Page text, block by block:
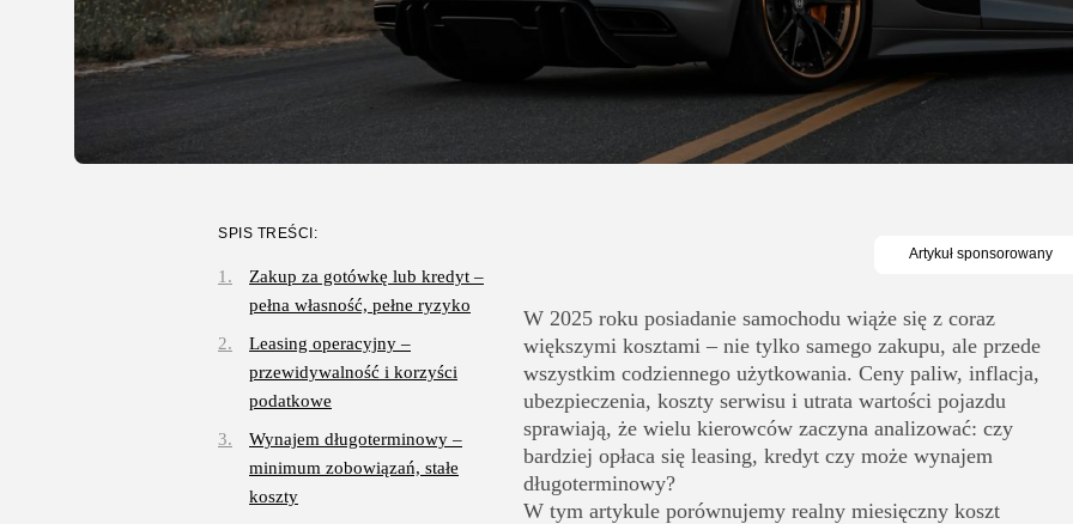
W 2025 roku posiadanie samochodu wiąże się z coraz
większymi kosztami – nie tylko samego zakupu, ale przede
wszystkim codziennego użytkowania. Ceny paliw, inflacja,
ubezpieczenia, koszty serwisu i utrata wartości pojazdu
sprawiają, że wielu kierowców zaczyna analizować: czy
bardziej opłaca się leasing, kredyt czy może wynajem
długoterminowy?
W tym artykule porównujemy realny miesięczny koszt
SPIS TREŚCI:
Zakup za gotówkę lub kredyt –
pełna własność, pełne ryzyko
Leasing operacyjny –
przewidywalność i korzyści
podatkowe
Wynajem długoterminowy –
minimum zobowiązań, stałe
koszty